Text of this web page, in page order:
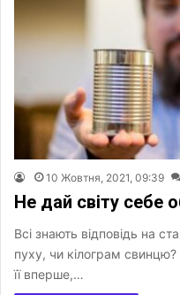
10 Жовтня, 2021, 09:39
Не дай світу себе
Всі знають відповідь на
пуху, чи кілограм
її вперше,…